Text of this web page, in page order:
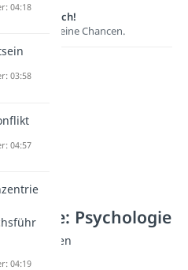
lohnt sich!
hier deine Chancen.
Inhalte: Psychologie
Beziehungen
04:18
03:58
04:57
04:19